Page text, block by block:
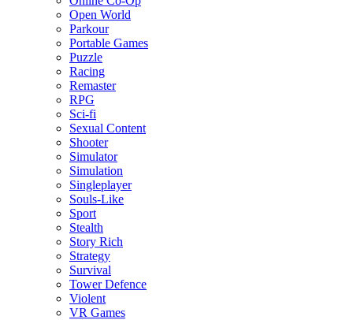
Open World
Parkour
Portable Games
Puzzle
Racing
Remaster
RPG
Sci-fi
Sexual Content
Shooter
Simulator
Simulation
Singleplayer
Souls-Like
Sport
Stealth
Story Rich
Strategy
Survival
Tower Defence
Violent
VR Games